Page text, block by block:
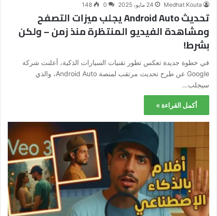
Medhat Kouta 24 مايو، 2025 0
148
تحديث Android Auto يجلب ميزات التصفح
ومشاهدة الفيديو المنتظرة منذ زمن – ولكن
بشرط!
في خطوة جديدة تعكس تطور تقنيات السيارات الذكية، أعلنت شركة
Google عن طرح تحديث مرتقب لمنصة Android Auto، والذي
سيجلب…
أكمل القراءة »